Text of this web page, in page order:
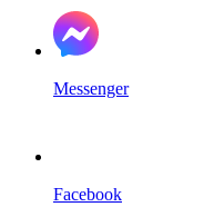
Messenger
Facebook